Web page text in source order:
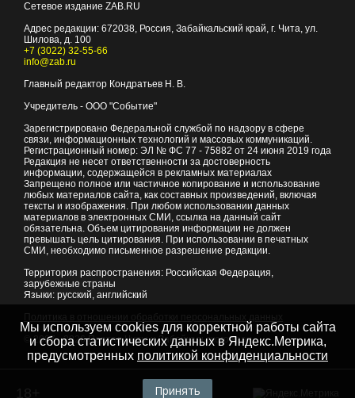
Сетевое издание ZAB.RU
Адрес редакции: 672038, Россия, Забайкальский край, г. Чита, ул.
Шилова, д. 100
+7 (3022) 32-55-66
info@zab.ru
Главный редактор Кондратьев Н. В.
Учредитель - ООО "Событие"
Зарегистрировано Федеральной службой по надзору в сфере
связи, информационных технологий и массовых коммуникаций.
Регистрационный номер: ЭЛ № ФС 77 - 75882 от 24 июня 2019 года
Редакция не несет ответственности за достоверность
информации, содержащейся в рекламных материалах
Запрещено полное или частичное копирование и использование
любых материалов сайта, как составных произведений, включая
тексты и изображения. При любом использовании данных
материалов в электронных СМИ, ссылка на данный сайт
обязательна. Объем цитирования информации не должен
превышать цель цитирования. При использовании в печатных
СМИ, необходимо письменное разрешение редакции.
Территория распространения: Российская Федерация,
зарубежные страны
Языки: русский, английский
© 2007 - 2026Портал Читы и Забайкальского края
Мы используем cookies для корректной работы сайта
и сбора статистических данных в Яндекс.Метрика,
предусмотренных политикой конфиденциальности
Принять